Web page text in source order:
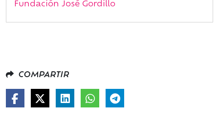
Fundación José Gordillo
COMPARTIR